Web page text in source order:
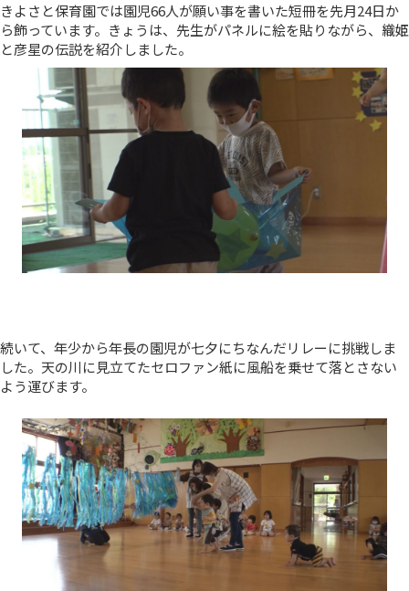
きよさと保育園では園児66人が願い事を書いた短冊を先月24日か
ら飾っています。きょうは、先生がパネルに絵を貼りながら、織姫
と彦星の伝説を紹介しました。
続いて、年少から年長の園児が七夕にちなんだリレーに挑戦しま
した。天の川に見立てたセロファン紙に風船を乗せて落とさない
よう運びます。